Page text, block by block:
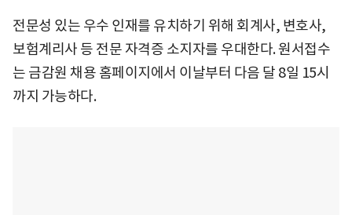
전문성 있는 우수 인재를 유치하기 위해 회계사, 변호사,
보험계리사 등 전문 자격증 소지자를 우대한다. 원서접수
는 금감원 채용 홈페이지에서 이날부터 다음 달 8일 15시
까지 가능하다.